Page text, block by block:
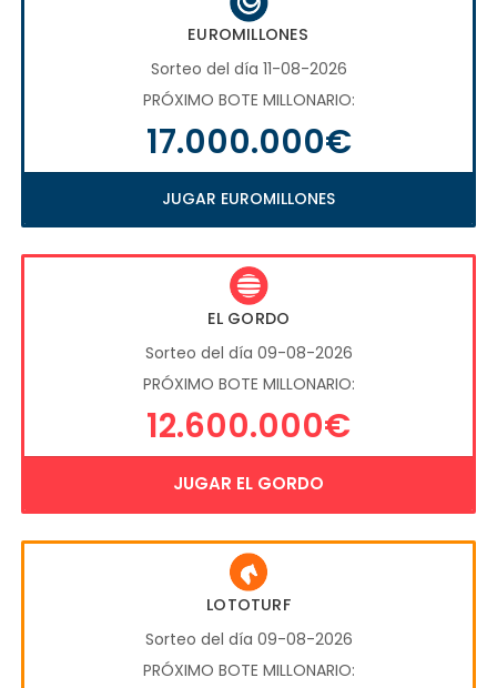
EUROMILLONES
Sorteo del día 11-08-2026
PRÓXIMO BOTE MILLONARIO:
17.000.000€
JUGAR EUROMILLONES
EL GORDO
Sorteo del día 09-08-2026
PRÓXIMO BOTE MILLONARIO:
12.600.000€
JUGAR EL GORDO
LOTOTURF
Sorteo del día 09-08-2026
PRÓXIMO BOTE MILLONARIO: